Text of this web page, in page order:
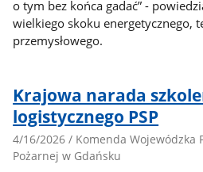
o tym bez końca gadać” -
wielkiego skoku energetycznego,
przemysłowego.
Krajowa narada
logistycznego PSP
4/16/2026 / Komenda Wojewódzka Państwowej Straży
Pożarnej w Gdańsku